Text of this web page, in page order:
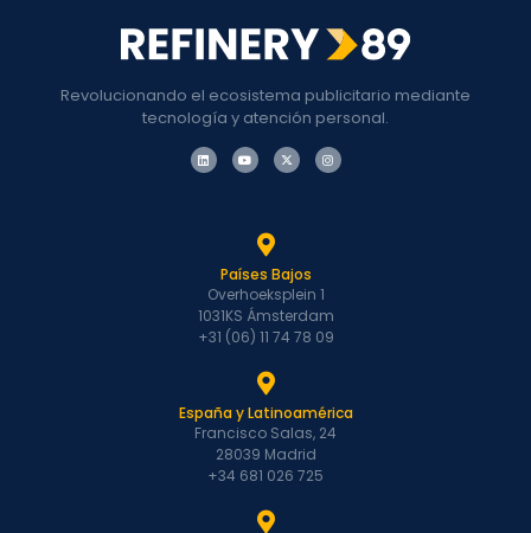
Revolucionando el ecosistema publicitario mediante
tecnología y atención personal.
Países Bajos
Overhoeksplein 1
1031KS Ámsterdam
+31 (06) 11 74 78 09
España y Latinoamérica
Francisco Salas, 24
28039 Madrid
+34 681 026 725